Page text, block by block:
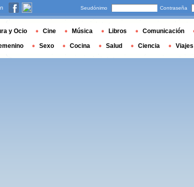
Seudónimo Contraseña
y Ocio Cine Música Libros Comunicación
Sexo Cocina Salud Ciencia Viajes